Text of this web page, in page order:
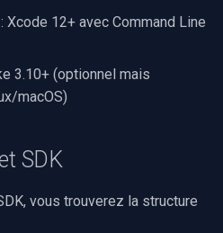
AWS
Spécifique à Windows
Spécifique à Linux
Spécifique à Apple
JVC
: Xcode 12+ avec Command Line
3.10+ (optionnel mais
macOS)
SDK
vous trouverez la structure